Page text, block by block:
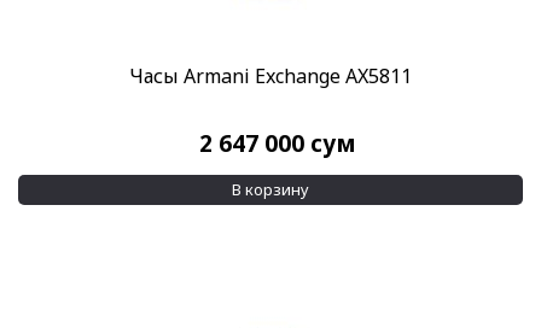
Часы Armani Exchange AX5811
2 647 000 сум
В корзину